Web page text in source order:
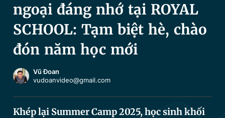
Sản phẩm khác
Tiện ích Bạn cần biết
Thông tin tòa soạn
ngoại đáng nhớ tại ROYAL
SCHOOL: Tạm biệt hè, chào
đón năm học mới
Vũ Đoan
vudoanvideo@gmail.com
Khép lại Summer Camp 2025, học sinh khối